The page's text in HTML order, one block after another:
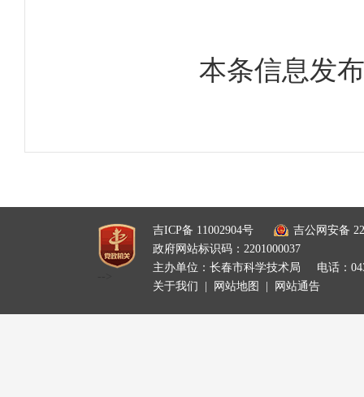
本条信息发
吉ICP备 11002904号
吉公网安备
政府网站标识码：2201000037
主办单位：长春市科学技术局
电话：
关于我们
网站地图 网站通告